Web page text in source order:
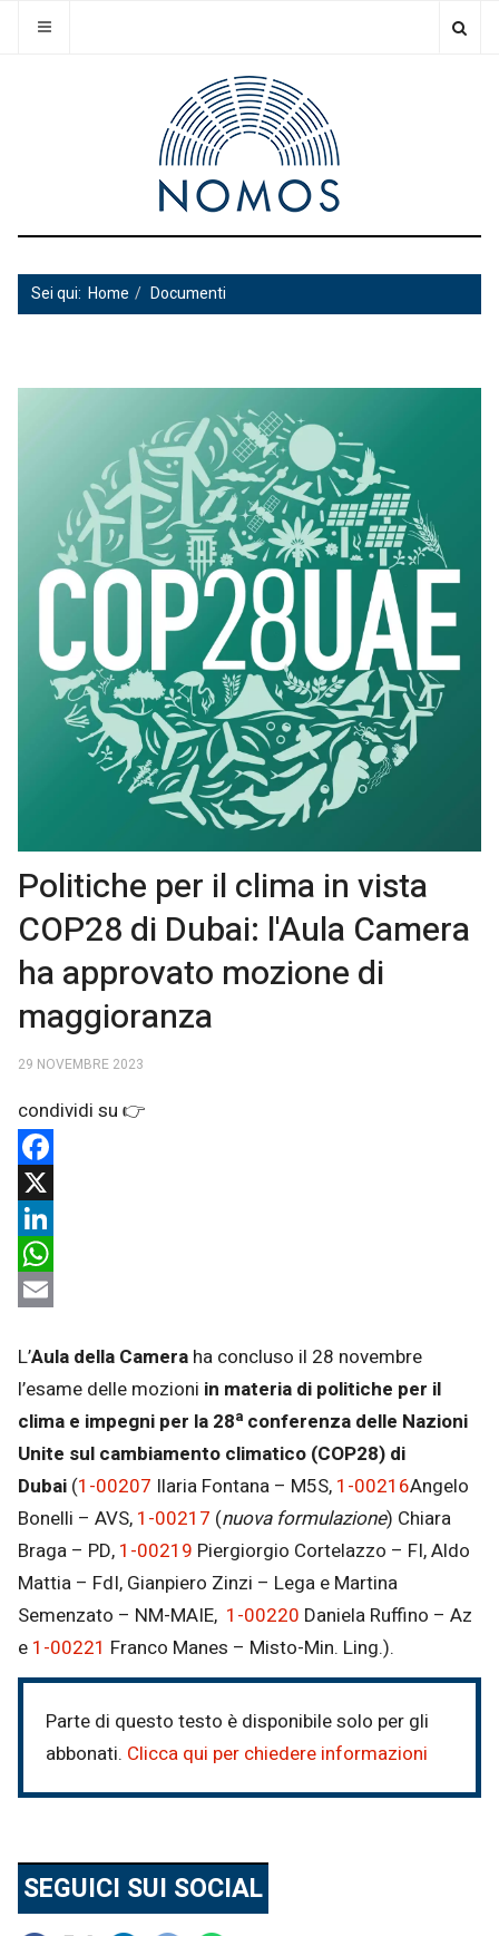
Sei qui: Home Documenti
Politiche per il clima in vista
COP28 di Dubai: l'Aula Camera
ha approvato mozione di
maggioranza
29 NOVEMBRE 2023
Facebook
X
LinkedIn
WhatsApp
L’Aula della Camera ha concluso il 28 novembre
l’esame delle mozioni in materia di politiche per il
clima e impegni per la 28a conferenza delle Nazioni
Unite sul cambiamento climatico (COP28) di
Dubai (1-00207 Ilaria Fontana – M5S, 1-00216Angelo
Bonelli – AVS, 1-00217 (nuova formulazione) Chiara
Braga – PD, 1-00219 Piergiorgio Cortelazzo – FI, Aldo
Mattia – FdI, Gianpiero Zinzi – Lega e Martina
Semenzato – NM-MAIE, 1-00220 Daniela Ruffino – Az
e 1-00221 Franco Manes – Misto-Min. Ling.).
Parte di questo testo è disponibile solo per gli
abbonati. Clicca qui per chiedere informazioni
SEGUICI SUI SOCIAL